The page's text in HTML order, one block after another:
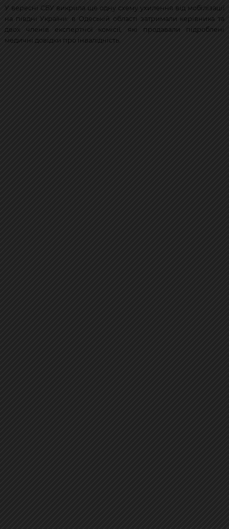
У вересні СБУ викрила ще одну схему ухилення від мобілізації
на півдні України: в Одеській області затримали керівника та
двох членів експертної комісії, які продавали підроблені
медичні довідки про інвалідність.